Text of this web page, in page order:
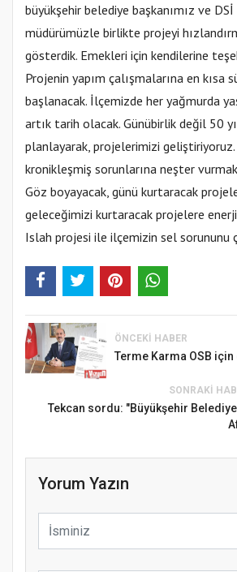
büyükşehir belediye başkanımız ve
müdürümüzle birlikte projeyi
gösterdik. Emekleri için kendilerine
Projenin yapım çalışmalarına en kısa
başlanacak. İlçemizde her yağmurda
artık tarih olacak. Günübirlik değil 50
planlayarak, projelerimizi
kronikleşmiş sorunlarına neşter
Göz boyayacak, günü kurtaracak
geleceğimizi kurtaracak projelere
Islah projesi ile ilçemizin sel sorununu
ÖNCEKI HABER
Terme Karma OSB için
SONRAKI
Tekcan sordu: "Büyükşehir
Yorum Yazın